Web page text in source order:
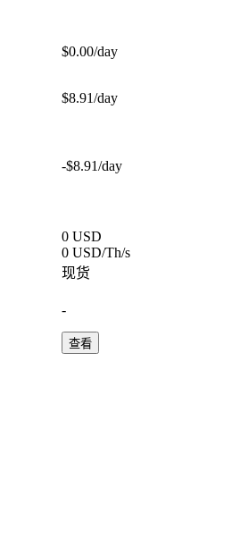
$0.00/day
$8.91/day
-$8.91/day
0 USD
0 USD/Th/s
现货
-
查看